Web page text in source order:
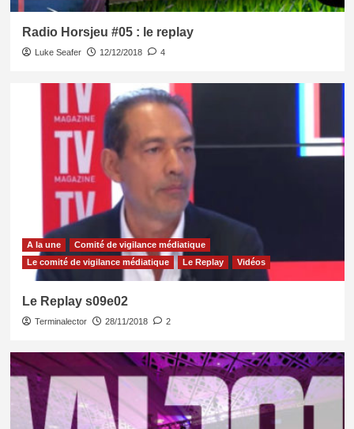
Radio Horsjeu #05 : le replay
Luke Seafer 12/12/2018 4
A la une
Comité de vigilance médiatique
Le comité de vigilance médiatique
Le Replay Vidéos
Le Replay s09e02
Terminalector 28/11/2018 2